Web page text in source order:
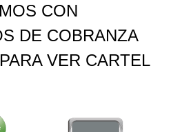
CON
DE COBRANZA
VER CARTEL